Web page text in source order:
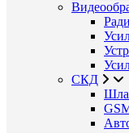
СКД